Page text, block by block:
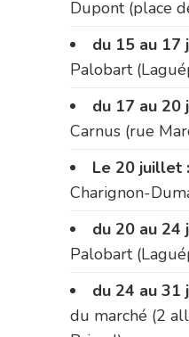
Dupont (place
du 15 au 17
Palobart
du 17 au 20
Carnus (rue
Le 20 juillet :
Charignon-
du 20 au 24
Palobart
du 24 au 31
du marché (2